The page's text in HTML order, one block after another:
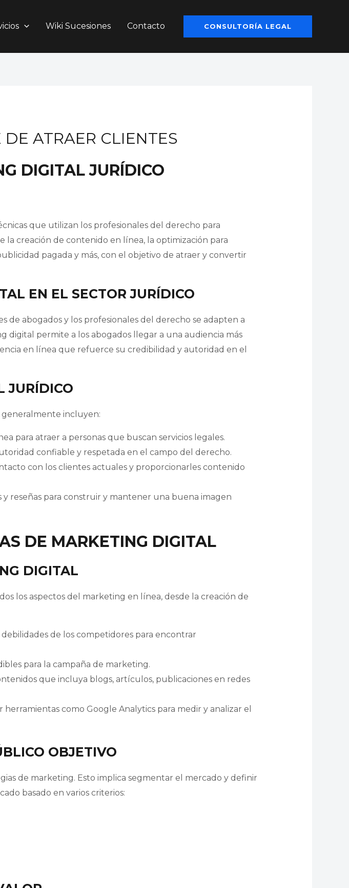
Wiki Sucesiones Contacto CONSULTORÍA LEGAL
ATRAER CLIENTES
DIGITAL JURÍDICO
que utilizan los profesionales del derecho para
la creación de contenido en línea, la optimización para
pagada y más, con el objetivo de atraer y convertir
EN EL SECTOR JURÍDICO
de abogados y los profesionales del derecho se adapten a
digital permite a los abogados llegar a una audiencia más
en línea que refuerce su credibilidad y autoridad en el
JURÍDICO
generalmente incluyen:
para atraer a personas que buscan servicios legales.
confiable y respetada en el campo del derecho.
con los clientes actuales y proporcionarles contenido
y reseñas para construir y mantener una buena imagen
DE MARKETING DIGITAL
DIGITAL
los aspectos del marketing en línea, desde la creación de
de los competidores para encontrar
para la campaña de marketing.
que incluya blogs, artículos, publicaciones en redes
herramientas como Google Analytics para medir y analizar el
OBJETIVO
de marketing. Esto implica segmentar el mercado y definir
basado en varios criterios: